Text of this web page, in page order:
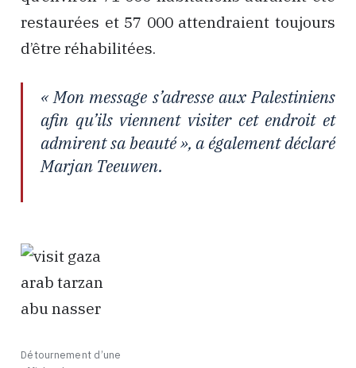
restaurées et 57 000 attendraient toujours
d’être réhabilitées.
« Mon message s’adresse aux Palestiniens
afin qu’ils viennent visiter cet endroit et
admirent sa beauté », a également déclaré
Marjan Teeuwen.
Détournement d’une